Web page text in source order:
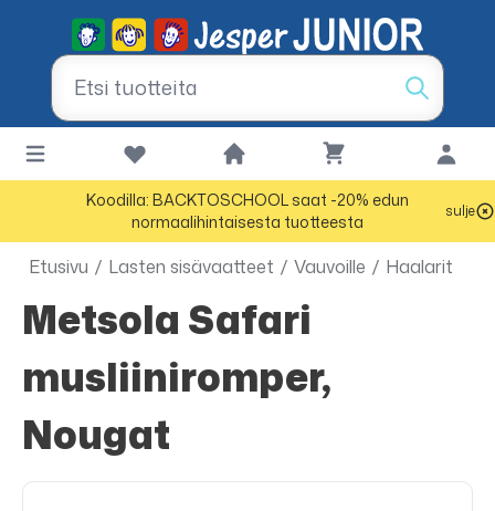
Koodilla: BACKTOSCHOOL saat -20% edun
normaalihintaisesta tuotteesta
sulje
Etusivu / Lasten sisävaatteet / Vauvoille / Haalarit
Metsola Safari
musliiniromper,
Nougat